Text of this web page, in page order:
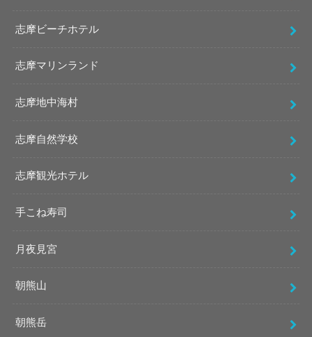
志摩ビーチホテル
志摩マリンランド
志摩地中海村
志摩自然学校
志摩観光ホテル
手こね寿司
月夜見宮
朝熊山
朝熊岳